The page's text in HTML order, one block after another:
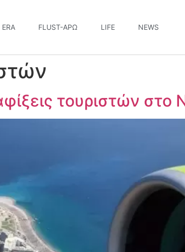
FLUST-ΆΡΩ LIFE NEWS
τουριστών στο